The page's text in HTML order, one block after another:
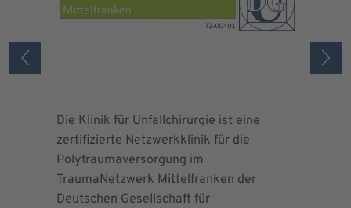
Die Klinik für Unfallchirurgie ist eine
zertifizierte Netzwerkklinik für die
Polytraumaversorgung im
TraumaNetzwerk Mittelfranken der
Deutschen Gesellschaft für